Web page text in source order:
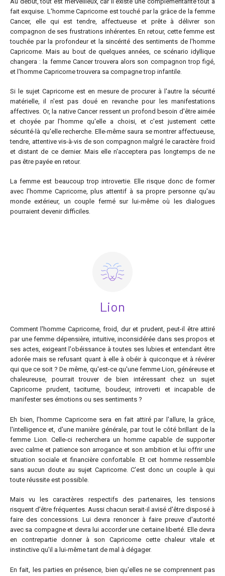
fait exquise. L'homme Capricorne est touché par la grâce de la femme
Cancer, elle qui est tendre, affectueuse et prête à délivrer son
compagnon de ses frustrations inhérentes. En retour, cette femme est
touchée par la profondeur et la sincérité des sentiments de l'homme
Capricorne. Mais au bout de quelques années, ce scénario idyllique
changera : la femme Cancer trouvera alors son compagnon trop figé,
et l'homme Capricorne trouvera sa compagne trop infantile.
Si le sujet Capricorne est en mesure de procurer à l'autre la sécurité
matérielle, il n'est pas doué en revanche pour les manifestations
affectives. Or, la native Cancer ressent un profond besoin d'être aimée
et choyée par l'homme qu'elle a choisi, et c'est justement cette
sécurité-là qu'elle recherche. Elle-même saura se montrer affectueuse,
tendre, attentive vis-à-vis de son compagnon malgré le caractère froid
et distant de ce dernier. Mais elle n'acceptera pas longtemps de ne
pas être payée en retour.
La femme est beaucoup trop introvertie. Elle risque donc de former
avec l'homme Capricorne, plus attentif à sa propre personne qu'au
monde extérieur, un couple fermé sur lui-même où les dialogues
pourraient devenir difficiles.
Lion
Comment l'homme Capricorne, froid, dur et prudent, peut-il être attiré
par une femme dépensière, intuitive, inconsidérée dans ses propos et
ses actes, exigeant l'obéissance à toutes ses lubies et entendant être
adorée mais se refusant quant à elle à obéir à quiconque et à révérer
qui que ce soit ? De même, qu'est-ce qu'une femme Lion, généreuse et
chaleureuse, pourrait trouver de bien intéressant chez un sujet
Capricorne prudent, taciturne, boudeur, introverti et incapable de
manifester ses émotions ou ses sentiments ?
Eh bien, l'homme Capricorne sera en fait attiré par l'allure, la grâce,
l'intelligence et, d'une manière générale, par tout le côté brillant de la
femme Lion. Celle-ci recherchera un homme capable de supporter
avec calme et patience son arrogance et son ambition et lui offrir une
situation sociale et financière confortable. Et cet homme ressemble
sans aucun doute au sujet Capricorne. C'est donc un couple à qui
toute réussite est possible.
Mais vu les caractères respectifs des partenaires, les tensions
risquent d'être fréquentes. Aussi chacun serait-il avisé d'être disposé à
faire des concessions. Lui devra renoncer à faire preuve d'autorité
avec sa compagne et devra lui accorder une certaine liberté. Elle devra
en contrepartie donner à son Capricorne cette chaleur vitale et
instinctive qu'il a lui-même tant de mal à dégager.
En fait, les parties en présence, bien qu'elles ne se comprennent pas